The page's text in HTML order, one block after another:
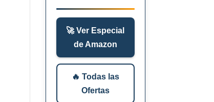
🚀 Ver Especial
de Amazon
🔥 Todas las
Ofertas